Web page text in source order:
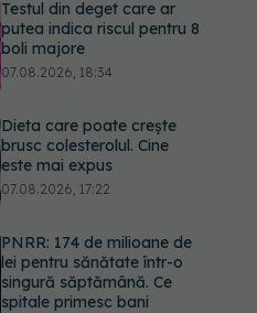
Testul din deget care ar
putea indica riscul pentru 8
boli majore
07.08.2026, 18:34
Dieta care poate crește
brusc colesterolul. Cine
este mai expus
07.08.2026, 17:22
PNRR: 174 de milioane de
lei pentru sănătate într-o
singură săptămână. Ce
spitale primesc bani